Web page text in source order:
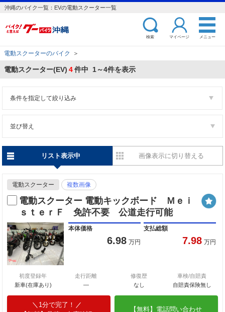
沖縄のバイク一覧：EVの電動スクーター一覧
検索 マイページ メニュー
電動スクーターのバイク ＞
電動スクーター(EV) 4件中 1～4件を表示
条件を指定して絞り込み
並び替え
リスト表示中 画像表示に切り替える
電動スクーター 複数画像
電動スクーター 電動キックボード Ｍｅｉ
ｓｔｅｒＦ 免許不要 公道走行可能
本体価格
6.98 万円
支払総額
7.98 万円
初度登録年
新車(在庫あり)
走行距離
―
修復歴
なし
車検/自賠責
自賠責保険無し
1分で完了！
【無料】電話問い合わせ